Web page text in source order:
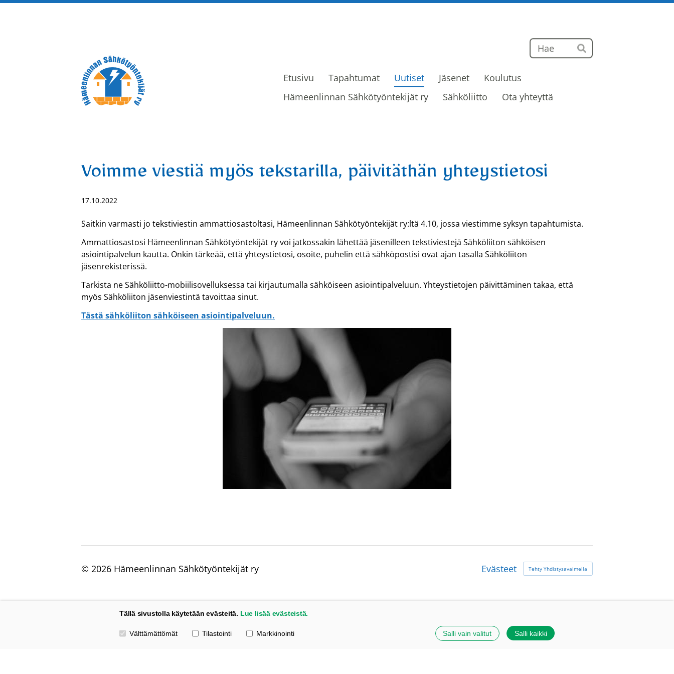
Haku
Hae
Hämeenlinnan Sähkötyöntekijät ry
Etusivu Tapahtumat Uutiset Jäsenet
Koulutus
Hämeenlinnan Sähkötyöntekijät ry
Sähköliitto Ota yhteyttä
Voimme viestiä myös tekstarilla, päivitäthän yhteystietosi
17.10.2022
Saitkin varmasti jo tekstiviestin ammattiosastoltasi, Hämeenlinnan Sähkötyöntekijät ry:ltä 4.10, jossa viestimme syksyn tapahtumista.
Ammattiosastosi Hämeenlinnan Sähkötyöntekijät ry voi jatkossakin lähettää jäsenilleen tekstiviestejä Sähköliiton sähköisen
asiointipalvelun kautta. Onkin tärkeää, että yhteystietosi, osoite, puhelin että sähköpostisi ovat ajan tasalla Sähköliiton
jäsenrekisterissä.
Tarkista ne Sähköliitto-mobiilisovelluksessa tai kirjautumalla sähköiseen asiointipalveluun. Yhteystietojen päivittäminen takaa, että
myös Sähköliiton jäsenviestintä tavoittaa sinut.
Tästä sähköliiton sähköiseen asiointipalveluun.
© 2026 Hämeenlinnan Sähkötyöntekijät ry Evästeet Tehty Yhdistysavaimella
Tällä sivustolla käytetään evästeitä. Lue lisää evästeistä.
Valitse käytettävät evästeet
Välttämättömät Tilastointi Markkinointi Salli vain valitut Salli kaikki